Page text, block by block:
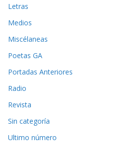
Letras
Medios
Miscélaneas
Poetas GA
Portadas Anteriores
Radio
Revista
Sin categoría
Ultimo número